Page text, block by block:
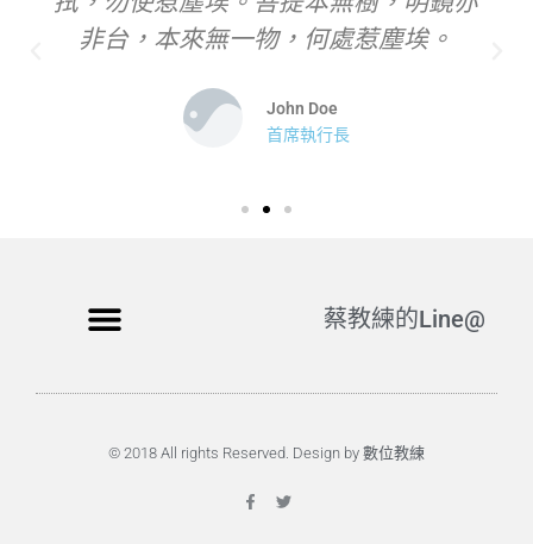
非台，本來無一物，何處惹塵埃。
John Doe
首席執行長
蔡教練的Line@
© 2018 All rights Reserved. Design by 數位教練